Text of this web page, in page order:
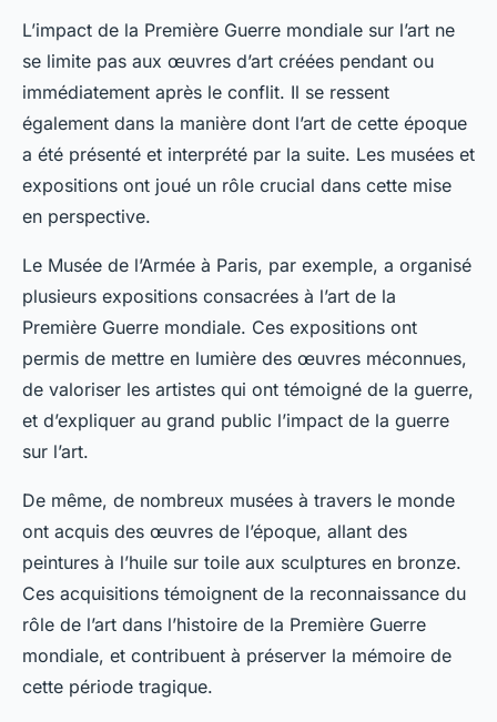
L’impact de la Première Guerre mondiale sur l’art ne
se limite pas aux œuvres d’art créées pendant ou
immédiatement après le conflit. Il se ressent
également dans la manière dont l’art de cette époque
a été présenté et interprété par la suite. Les musées et
expositions ont joué un rôle crucial dans cette mise
en perspective.
Le Musée de l’Armée à Paris, par exemple, a organisé
plusieurs expositions consacrées à l’art de la
Première Guerre mondiale. Ces expositions ont
permis de mettre en lumière des œuvres méconnues,
de valoriser les artistes qui ont témoigné de la guerre,
et d’expliquer au grand public l’impact de la guerre
sur l’art.
De même, de nombreux musées à travers le monde
ont acquis des œuvres de l’époque, allant des
peintures à l’huile sur toile aux sculptures en bronze.
Ces acquisitions témoignent de la reconnaissance du
rôle de l’art dans l’histoire de la Première Guerre
mondiale, et contribuent à préserver la mémoire de
cette période tragique.